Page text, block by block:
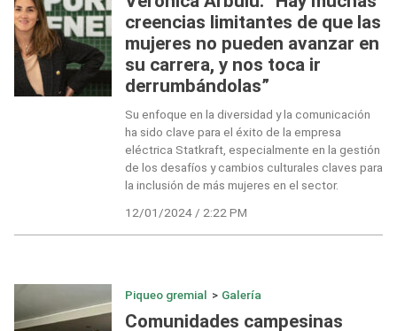
creencias limitantes de que las
mujeres no pueden avanzar en
su carrera, y nos toca ir
derrumbándolas”
Su enfoque en la diversidad y la comunicación
ha sido clave para el éxito de la empresa
eléctrica Statkraft, especialmente en la gestión
de los desafíos y cambios culturales claves para
la inclusión de más mujeres en el sector.
12/01/2024 / 2:22 PM
Piqueo gremial > Galería
Comunidades campesinas